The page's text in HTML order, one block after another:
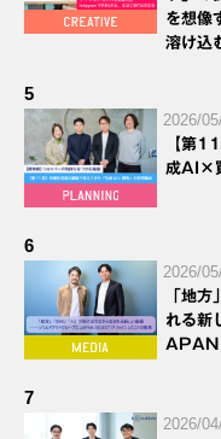
を想像
溶け込
5
2026/
【第
成AI×
6
2026/
「地
れる新
APAN
7
2026/